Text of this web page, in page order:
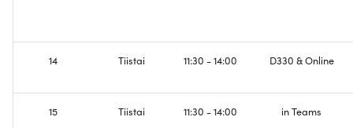
14 Tiistai 11:30 - 14:00 D330 & Online
15 Tiistai 11:30 - 14:00 in Teams